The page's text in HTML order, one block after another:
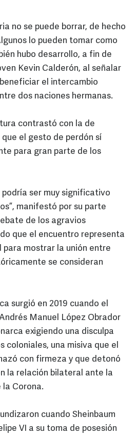
no se puede borrar, de hecho
lo pueden tomar como
hubo desarrollo, a fin de
Kevin Calderón, al señalar
el intercambio
dos naciones hermanas.
contrastó con la de
el gesto de perdón sí
para gran parte de los
podría ser muy significativo
manifestó por su parte
de los agravios
que el encuentro representa
para mostrar la unión entre
se consideran
surgió en 2019 cuando el
Manuel López Obrador
exigiendo una disculpa
coloniales, una misiva que el
con firmeza y que detonó
la relación bilateral ante la
Corona.
cuando Sheinbaum
VI a su toma de posesión